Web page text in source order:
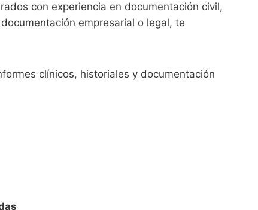
con experiencia en documentación civil,
empresarial o legal, te
clínicos, historiales y documentación